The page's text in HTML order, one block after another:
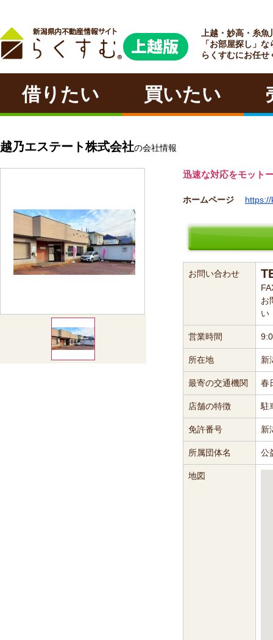
ラクチン
上越・妙高・糸魚
「お部屋探し」な
らくすむにお任せ
借りたい 買いたい
越乃エステート株式会社の会社情報
迅速な対応をモット
ホームページ
お問い合わせ
お
い
営業時間
所在地 新
最寄の交通機関 春
店舗の特徴 駐
免許番号 新
所属団体名 公
地図